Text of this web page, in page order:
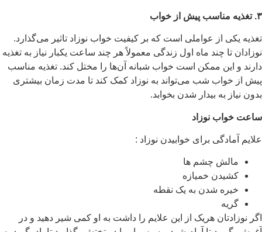
۳. تغذیه مناسب پیش از خواب
تغذیه یکی از عواملی است که بر کیفیت خواب نوزاد تاثیر می‌گذارد.
نوزادان تا چند ماه اول زندگی معمولاً هر چند ساعت یکبار نیاز به تغذیه
دارند و این ممکن است خواب شبانه آن‌ها را مختل کند. تغذیه مناسب
پیش از خواب شب می‌تواند به نوزاد کمک کند تا مدت زمان بیشتری
بدون نیاز به بیدار شدن بخوابد.
ساعت خواب نوزاد
علایم آمادگی برای خوابیدن نوزاد :
مالش چشم ها
کشیدن خمیازه
خیره شدن به یک نقطه
گریه
اگر نوزادتان هریک از این علایم را داشت به او کمی شیر دهید و در